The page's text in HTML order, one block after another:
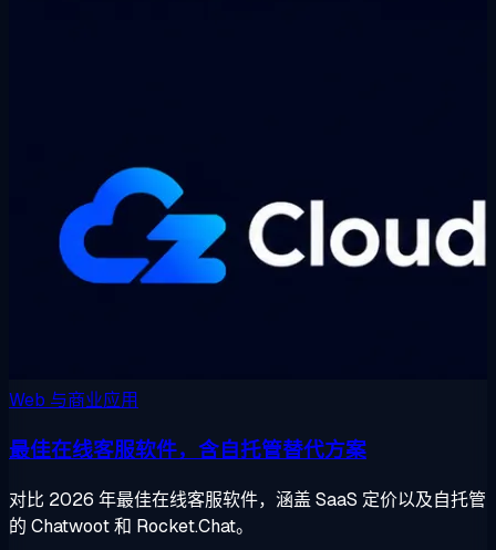
Web 与商业应用
最佳在线客服软件，含自托管替代方案
对比 2026 年最佳在线客服软件，涵盖 SaaS 定价以及自托管
的 Chatwoot 和 Rocket.Chat。